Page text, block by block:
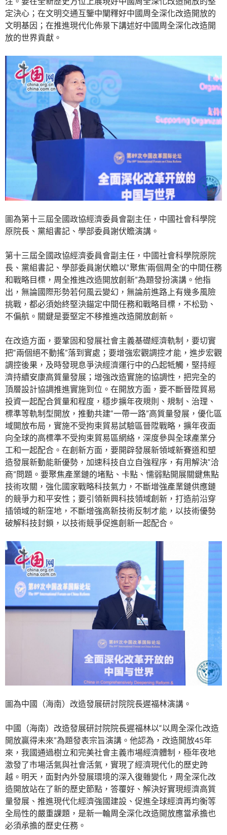
定決心；在文明交通互鑒中闡釋好中國周全深化改造開放的
文明基因；在推進現代化佈景下講述好中國周全深化改造開
放的世界貢獻。
圖為第十三屆全國政協經濟委員會副主任，中國社會科學院
原院長、黨組書記、學部委員謝伏瞻演講。
第十三屆全國政協經濟委員會副主任，中國社會科學院原院
長、黨組書記、學部委員謝伏瞻以“聚焦‘兩個周全’的中間任務
和戰略目標，周全推進改造開放創新”為題發扮演講。他指
出，無論國際形勢若何風云變幻，無論前進路上有幾多風險
挑戰，都必須始終堅決錨定中間任務和戰略目標，不松勁、
不偏航。關鍵是要堅定不移推進改造開放創新。
在改造方面，要鞏固和發展社會主義基礎經濟軌制，要切實
把“兩個絕不動搖”落到實處；要增強宏觀調控才能，進步宏觀
調控後果，及時發現息爭決經濟運行中的凸起牴觸，堅持經
濟持續安康高質量發展；增強改造實施的協調性，把完全的
頂層設計協調推進實施到位。在開放方面，要不斷晉陞貿易
投資一起配合質量和程度，穩步擴年夜規則、規制、治理、
標準等軌制型開放，推動共建“一帶一路”高質量發展，優化區
域開放布局，實施不受拘束貿易試驗區晉陞戰略，擴年夜面
向全球的高標準不受拘束貿易區網絡，深度參與全球產業分
工和一起配合。在創新方面，要開辟發展新領域新賽道和塑
造發展新動能新優勢，加速科技自立自強程序，有用解決“洽
商”問題。要聚焦產業鏈的堵點、卡點、懦弱點開展關鍵焦點
技術攻關，強化國家戰略科技氣力，不斷增強產業鏈供應鏈
的競爭力和平安性；要引領新興科技領域創新，打造前沿穿
插領域的新窪地，不斷增強高新技術反制才能，以技術優勢
破解科技封鎖，以技術競爭促進創新一起配合。
圖為中國（海南）改造發展研討院院長遲福林演講。
中國（海南）改造發展研討院院長遲福林以“以周全深化改造
開放贏得未來”為題發表宗旨演講。他認為，改造開放45年
來，我國通過樹立和完美社會主義市場經濟體制，極年夜地
激發了市場活氣與社會活氣，實現了經濟現代化的歷史跨
越。明天，面對內外發展環境的深入復雜變化，周全深化改
造開放站在了新的歷史節點，答覆好、解決好實現經濟高質
量發展、推進現代化經濟強國建設、促進全球經濟再均衡等
全局性的嚴重課題，是新一輪周全深化改造開放應當承擔也
必須承擔的歷史任務。